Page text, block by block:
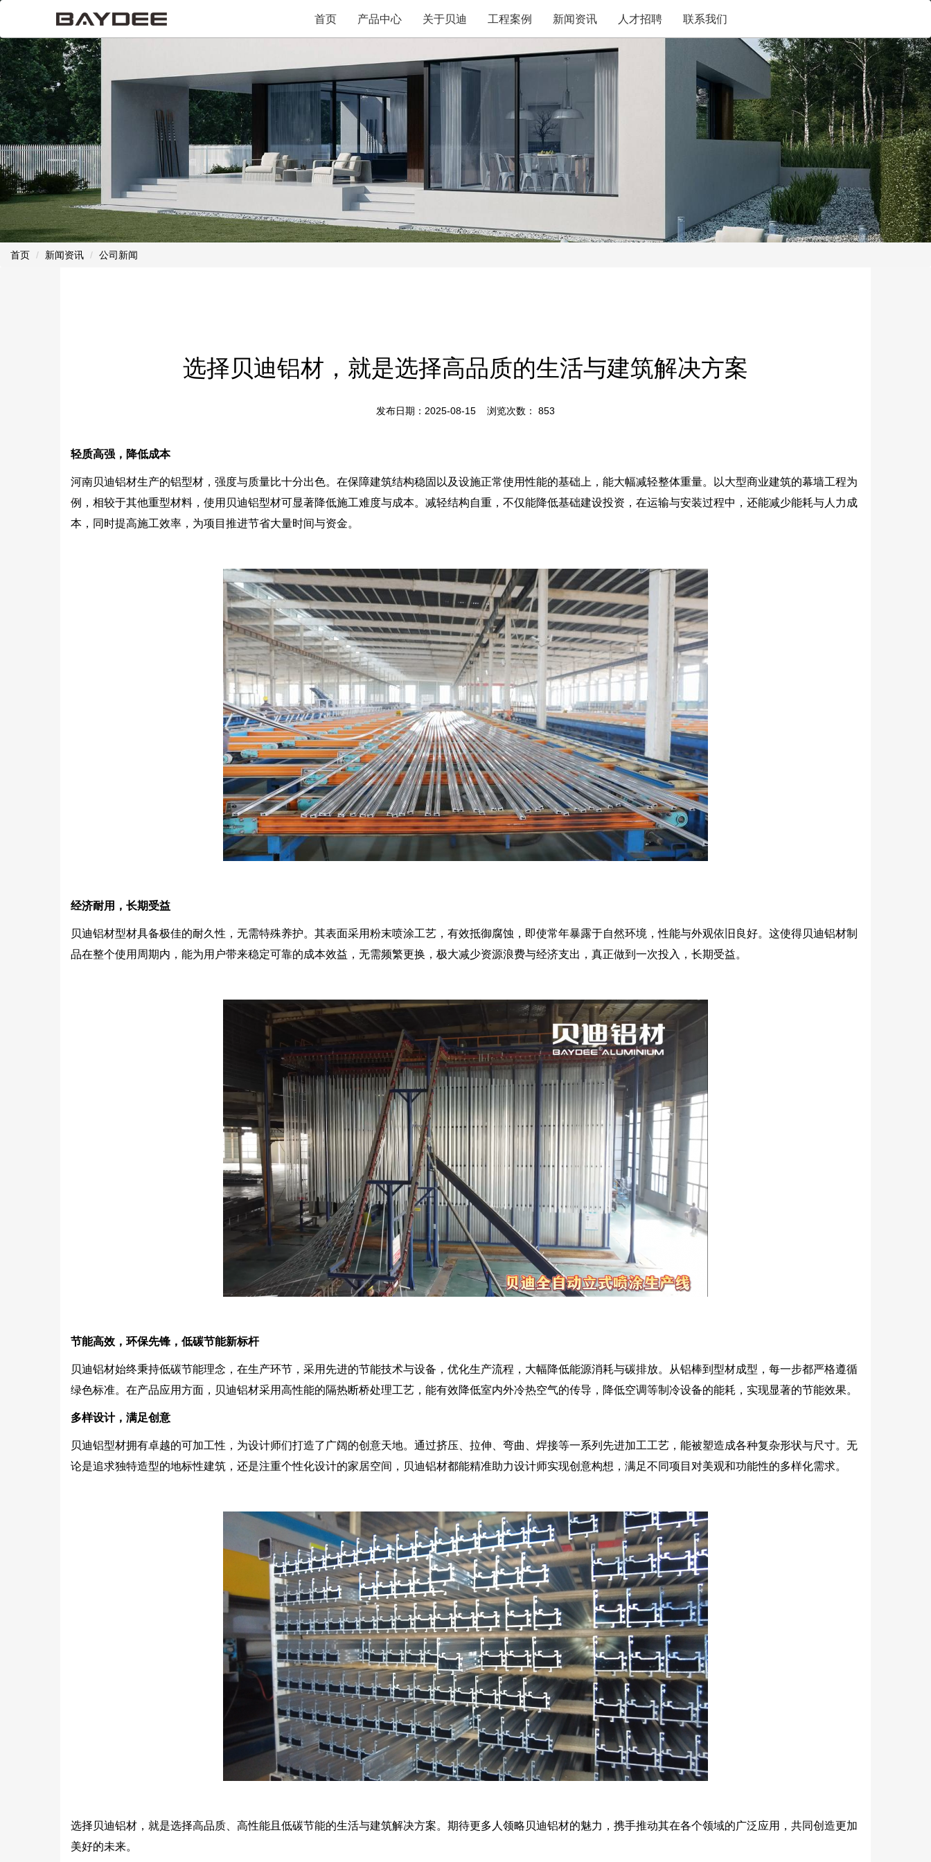
首页 产品中心 关于贝迪 工程案例 新闻资讯 人才招聘 联系我们
首页 新闻资讯 公司新闻
选择贝迪铝材，就是选择高品质的生活与建筑解决方案
发布日期：2025-08-15 浏览次数： 853
轻质高强，降低成本
河南贝迪铝材生产的铝型材，强度与质量比十分出色。在保障建筑结构稳固以及设施正常使用性能的基础上，能大幅减轻整体重量。以大型商业建筑的幕墙工程为
例，相较于其他重型材料，使用贝迪铝型材可显著降低施工难度与成本。减轻结构自重，不仅能降低基础建设投资，在运输与安装过程中，还能减少能耗与人力成
本，同时提高施工效率，为项目推进节省大量时间与资金。
经济耐用，长期受益
贝迪铝材型材具备极佳的耐久性，无需特殊养护。其表面采用粉末喷涂工艺，有效抵御腐蚀，即使常年暴露于自然环境，性能与外观依旧良好。这使得贝迪铝材制
品在整个使用周期内，能为用户带来稳定可靠的成本效益，无需频繁更换，极大减少资源浪费与经济支出，真正做到一次投入，长期受益。
节能高效，环保先锋，低碳节能新标杆
贝迪铝材始终秉持低碳节能理念，在生产环节，采用先进的节能技术与设备，优化生产流程，大幅降低能源消耗与碳排放。从铝棒到型材成型，每一步都严格遵循
绿色标准。在产品应用方面，贝迪铝材采用高性能的隔热断桥处理工艺，能有效降低室内外冷热空气的传导，降低空调等制冷设备的能耗，实现显著的节能效果。
多样设计，满足创意
贝迪铝型材拥有卓越的可加工性，为设计师们打造了广阔的创意天地。通过挤压、拉伸、弯曲、焊接等一系列先进加工工艺，能被塑造成各种复杂形状与尺寸。无
论是追求独特造型的地标性建筑，还是注重个性化设计的家居空间，贝迪铝材都能精准助力设计师实现创意构想，满足不同项目对美观和功能性的多样化需求。
选择贝迪铝材，就是选择高品质、高性能且低碳节能的生活与建筑解决方案。期待更多人领略贝迪铝材的魅力，携手推动其在各个领域的广泛应用，共同创造更加
美好的未来。